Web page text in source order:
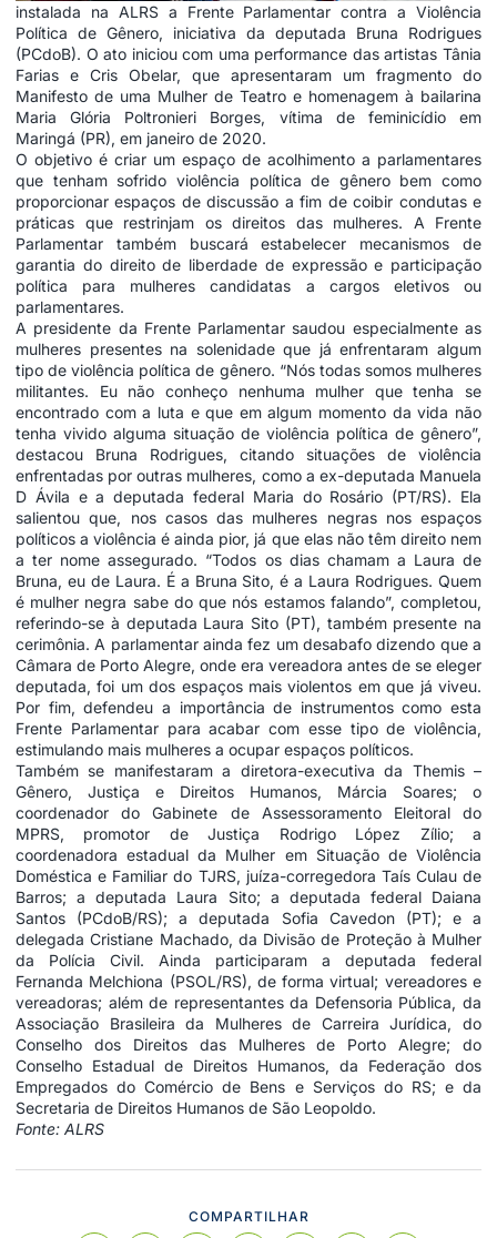
instalada na ALRS a Frente Parlamentar contra a Violência
Política de Gênero, iniciativa da deputada Bruna Rodrigues
(PCdoB). O ato iniciou com uma performance das artistas Tânia
Farias e Cris Obelar, que apresentaram um fragmento do
Manifesto de uma Mulher de Teatro e homenagem à bailarina
Maria Glória Poltronieri Borges, vítima de feminicídio em
Maringá (PR), em janeiro de 2020.
O objetivo é criar um espaço de acolhimento a parlamentares
que tenham sofrido violência política de gênero bem como
proporcionar espaços de discussão a fim de coibir condutas e
práticas que restrinjam os direitos das mulheres. A Frente
Parlamentar também buscará estabelecer mecanismos de
garantia do direito de liberdade de expressão e participação
política para mulheres candidatas a cargos eletivos ou
parlamentares.
A presidente da Frente Parlamentar saudou especialmente as
mulheres presentes na solenidade que já enfrentaram algum
tipo de violência política de gênero. “Nós todas somos mulheres
militantes. Eu não conheço nenhuma mulher que tenha se
encontrado com a luta e que em algum momento da vida não
tenha vivido alguma situação de violência política de gênero”,
destacou Bruna Rodrigues, citando situações de violência
enfrentadas por outras mulheres, como a ex-deputada Manuela
D Ávila e a deputada federal Maria do Rosário (PT/RS). Ela
salientou que, nos casos das mulheres negras nos espaços
políticos a violência é ainda pior, já que elas não têm direito nem
a ter nome assegurado. “Todos os dias chamam a Laura de
Bruna, eu de Laura. É a Bruna Sito, é a Laura Rodrigues. Quem
é mulher negra sabe do que nós estamos falando”, completou,
referindo-se à deputada Laura Sito (PT), também presente na
cerimônia. A parlamentar ainda fez um desabafo dizendo que a
Câmara de Porto Alegre, onde era vereadora antes de se eleger
deputada, foi um dos espaços mais violentos em que já viveu.
Por fim, defendeu a importância de instrumentos como esta
Frente Parlamentar para acabar com esse tipo de violência,
estimulando mais mulheres a ocupar espaços políticos.
Também se manifestaram a diretora-executiva da Themis –
Gênero, Justiça e Direitos Humanos, Márcia Soares; o
coordenador do Gabinete de Assessoramento Eleitoral do
MPRS, promotor de Justiça Rodrigo López Zílio; a
coordenadora estadual da Mulher em Situação de Violência
Doméstica e Familiar do TJRS, juíza-corregedora Taís Culau de
Barros; a deputada Laura Sito; a deputada federal Daiana
Santos (PCdoB/RS); a deputada Sofia Cavedon (PT); e a
delegada Cristiane Machado, da Divisão de Proteção à Mulher
da Polícia Civil. Ainda participaram a deputada federal
Fernanda Melchiona (PSOL/RS), de forma virtual; vereadores e
vereadoras; além de representantes da Defensoria Pública, da
Associação Brasileira da Mulheres de Carreira Jurídica, do
Conselho dos Direitos das Mulheres de Porto Alegre; do
Conselho Estadual de Direitos Humanos, da Federação dos
Empregados do Comércio de Bens e Serviços do RS; e da
Secretaria de Direitos Humanos de São Leopoldo.
Fonte: ALRS
COMPARTILHAR